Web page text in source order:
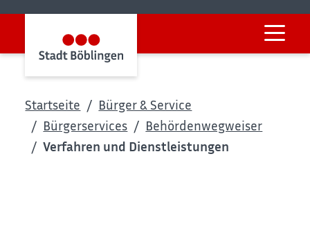
Startseite
Bürger & Service
Bürgerservices
Behördenwegweiser
Verfahren und Dienstleistungen